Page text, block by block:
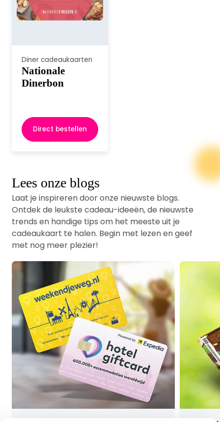
Diner cadeaukaarten
Nationale
Dinerbon
Direct bestellen
Lees onze blogs
Laat je inspireren door onze nieuwste blogs.
Ontdek de leukste cadeau-ideeën, de nieuwste
trends en handige tips om het meeste uit je
cadeaukaart te halen. Begin met lezen en geef
met nog meer plezier!